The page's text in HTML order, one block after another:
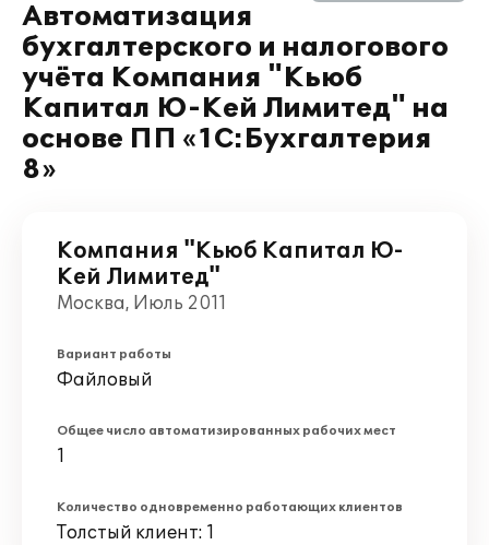
Автоматизация
бухгалтерского и налогового
учёта Компания "Кьюб
Капитал Ю-Кей Лимитед" на
основе ПП «1С:Бухгалтерия
8»
Компания "Кьюб Капитал Ю-
Кей Лимитед"
Москва, Июль 2011
Вариант работы
Файловый
Общее число автоматизированных рабочих мест
1
Количество одновременно работающих клиентов
Толстый клиент: 1